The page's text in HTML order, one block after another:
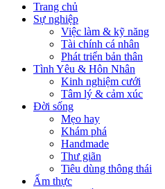
Trang chủ
Sự nghiệp
Việc làm & kỹ năng
Tài chính cá nhân
Phát triển bản thân
Tình Yêu & Hôn Nhân
Kinh nghiệm cưới
Tâm lý & cảm xúc
Đời sống
Mẹo hay
Khám phá
Handmade
Thư giãn
Tiêu dùng thông thái
Ẩm thực